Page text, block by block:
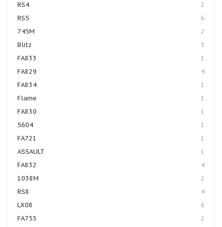
RS4
2
RS5
6
745M
2
Blitz
3
FA833
1
FA829
4
FA834
1
Flame
1
FA830
1
5604
1
FA721
1
ASSAULT
1
FA832
4
1038M
2
RS8
4
LX08
6
FA753
2